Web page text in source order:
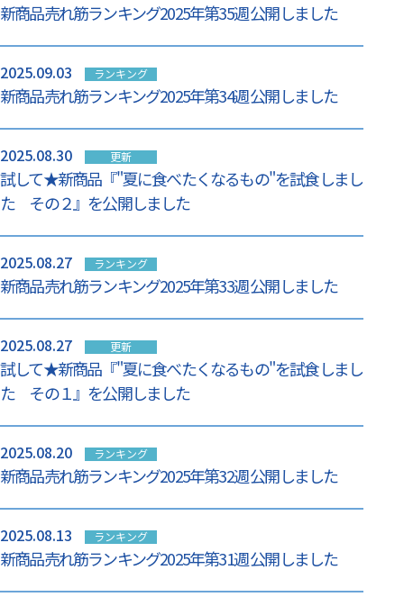
新商品売れ筋ランキング2025年第35週 公開しました
2025.09.03 ランキング
新商品売れ筋ランキング2025年第34週 公開しました
2025.08.30 更新
試して★新商品『"夏に食べたくなるもの"を試食しまし
た その２』を公開しました
2025.08.27 ランキング
新商品売れ筋ランキング2025年第33週 公開しました
2025.08.27 更新
試して★新商品『"夏に食べたくなるもの"を試食しまし
た その１』を公開しました
2025.08.20 ランキング
新商品売れ筋ランキング2025年第32週 公開しました
2025.08.13 ランキング
新商品売れ筋ランキング2025年第31週 公開しました